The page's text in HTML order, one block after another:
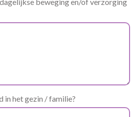
in het gezin / familie?